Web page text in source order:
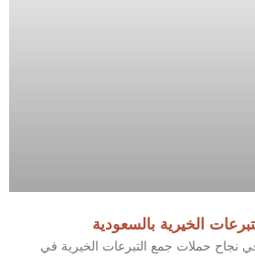
الخيرية بالسعودية
نجاح حملات جمع التبرعات الخيرية في